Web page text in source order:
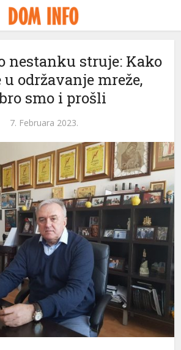
nestanku struje: Kako
u održavanje mreže,
smo i prošli
7. Februara 2023.